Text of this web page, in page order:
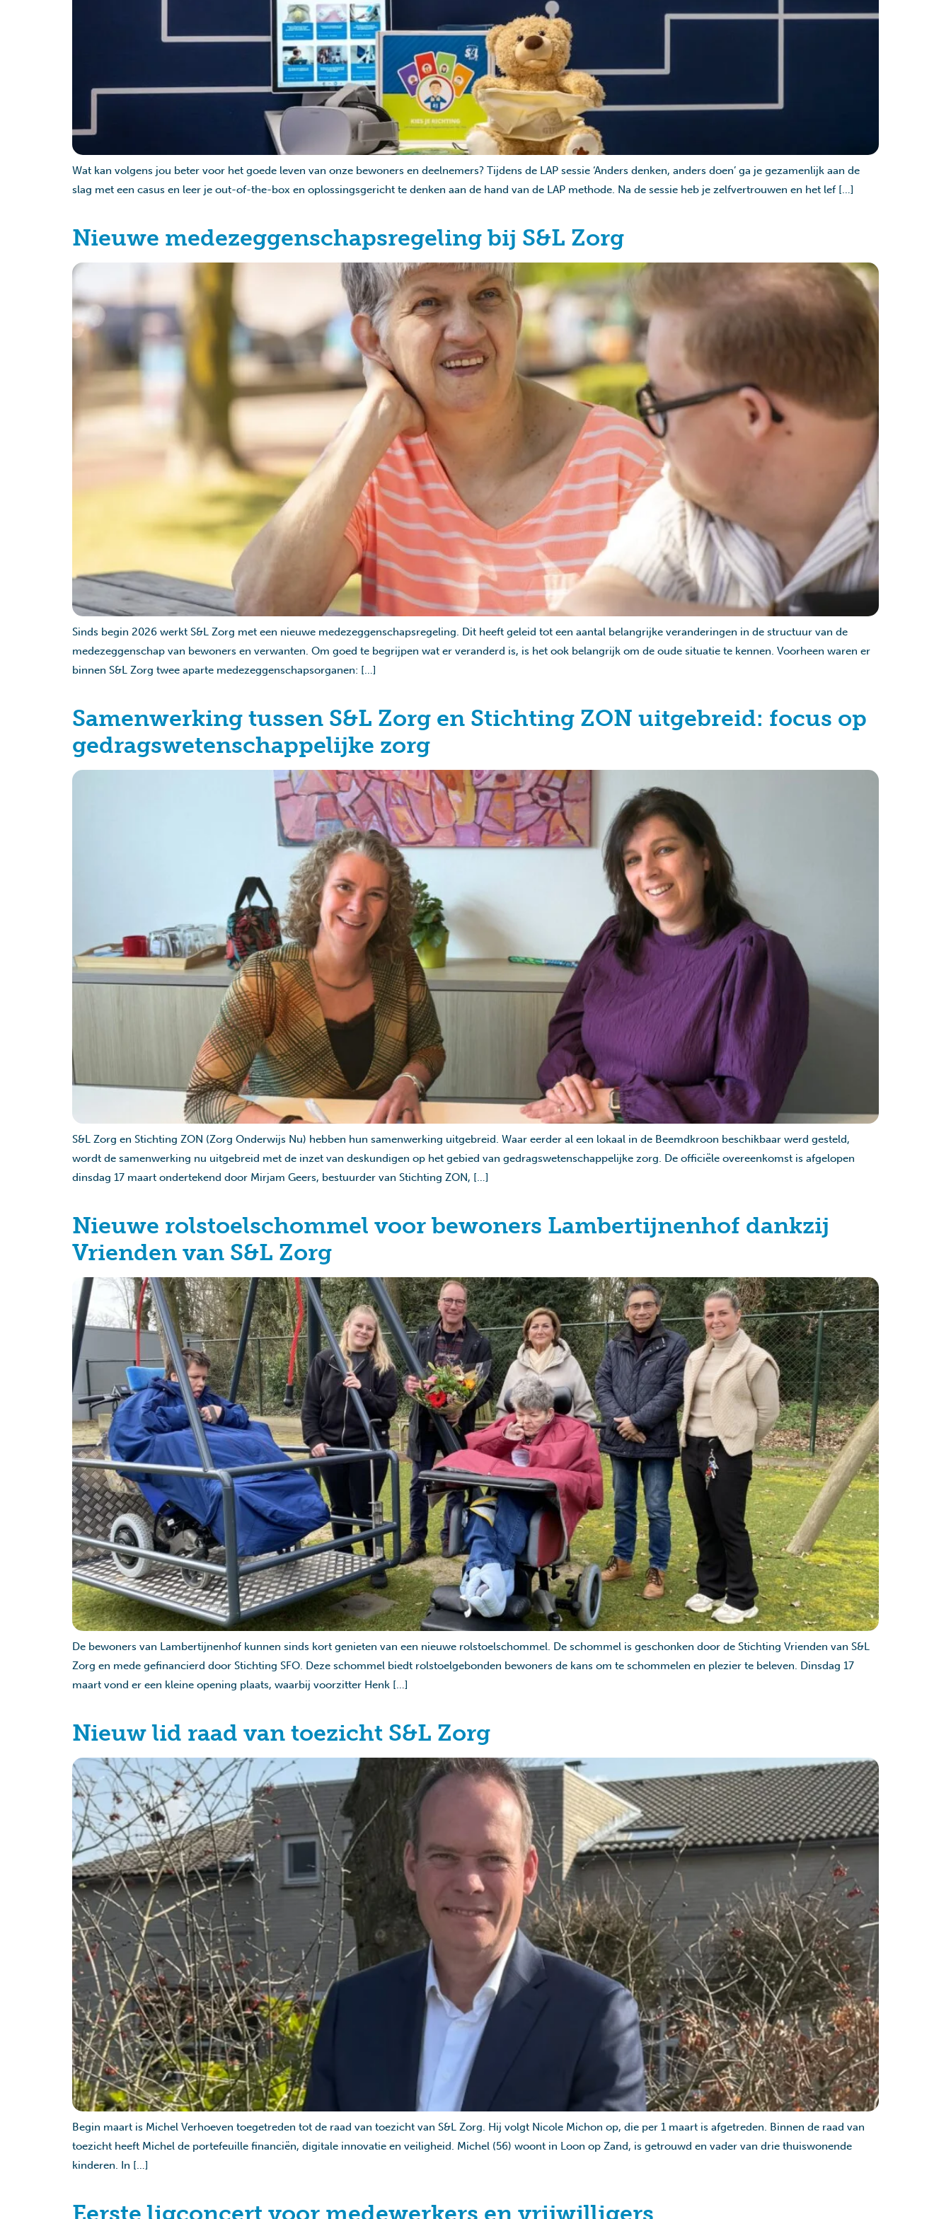
Wat kan volgens jou beter voor het goede leven van onze bewoners en deelnemers? Tijdens de LAP sessie ‘Anders denken, anders doen’ ga je gezamenlijk aan de
slag met een casus en leer je out-of-the-box en oplossingsgericht te denken aan de hand van de LAP methode. Na de sessie heb je zelfvertrouwen en het lef […]
Nieuwe medezeggenschapsregeling bij S&L Zorg
Sinds begin 2026 werkt S&L Zorg met een nieuwe medezeggenschapsregeling. Dit heeft geleid tot een aantal belangrijke veranderingen in de structuur van de
medezeggenschap van bewoners en verwanten. Om goed te begrijpen wat er veranderd is, is het ook belangrijk om de oude situatie te kennen. Voorheen waren er
binnen S&L Zorg twee aparte medezeggenschapsorganen: […]
Samenwerking tussen S&L Zorg en Stichting ZON uitgebreid: focus op
gedragswetenschappelijke zorg
S&L Zorg en Stichting ZON (Zorg Onderwijs Nu) hebben hun samenwerking uitgebreid. Waar eerder al een lokaal in de Beemdkroon beschikbaar werd gesteld,
wordt de samenwerking nu uitgebreid met de inzet van deskundigen op het gebied van gedragswetenschappelijke zorg. De officiële overeenkomst is afgelopen
dinsdag 17 maart ondertekend door Mirjam Geers, bestuurder van Stichting ZON, […]
Nieuwe rolstoelschommel voor bewoners Lambertijnenhof dankzij
Vrienden van S&L Zorg
De bewoners van Lambertijnenhof kunnen sinds kort genieten van een nieuwe rolstoelschommel. De schommel is geschonken door de Stichting Vrienden van S&L
Zorg en mede gefinancierd door Stichting SFO. Deze schommel biedt rolstoelgebonden bewoners de kans om te schommelen en plezier te beleven. Dinsdag 17
maart vond er een kleine opening plaats, waarbij voorzitter Henk […]
Nieuw lid raad van toezicht S&L Zorg
Begin maart is Michel Verhoeven toegetreden tot de raad van toezicht van S&L Zorg. Hij volgt Nicole Michon op, die per 1 maart is afgetreden. Binnen de raad van
toezicht heeft Michel de portefeuille financiën, digitale innovatie en veiligheid. Michel (56) woont in Loon op Zand, is getrouwd en vader van drie thuiswonende
kinderen. In […]
Eerste ligconcert voor medewerkers en vrijwilligers